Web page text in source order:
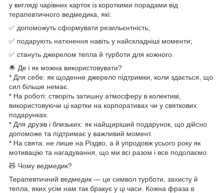
у вигляді чарівних карток із короткими порадами від
терапевтичного ведмедика, які:
✅ допоможуть сформувати резильєнтність;
✅ подарують натхнення навіть у найскладніші моменти;
✅ стануть джерелом тепла й турботи для кожного.
🌟 Де і як можна використовувати?
* Для себе: як щоденне джерело підтримки, коли здається, що
сил більше немає.
* На роботі: створіть затишну атмосферу в колективі,
використовуючи ці картки на корпоративах чи у святкових
подарунках.
* Для друзів і близьких: як найщиріший подарунок, що дійсно
допоможе та підтримає у важливий момент.
* На свята: не лише на Різдво, а й упродовж усього року як
мотивацію та нагадування, що ми всі разом і все подолаємо.
🧸 Чому ведмедик?
Терапевтичний ведмедик — це символ турботи, захисту й
тепла, яких усім нам так бракує у ці часи. Кожна фраза в